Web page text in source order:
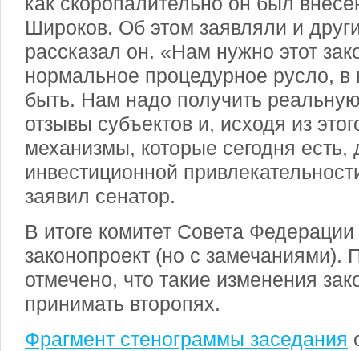
Широков. Об этом заявляли и
рассказал он. «Нам нужно этот
нормальное процедурное русло, в
быть. Нам надо получить
отзывы субъектов и, исходя из
механизмы, которые сегодня есть,
инвестиционной
заявил сенатор.
В итоге комитет Совета
законопроект (но с замечаниями).
отмечено, что такие изменения
принимать второпях.
Фрагмент стенограммы заседания